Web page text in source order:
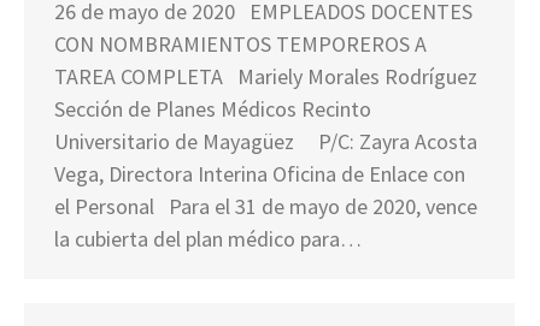
26 de mayo de 2020 EMPLEADOS DOCENTES
CON NOMBRAMIENTOS TEMPOREROS A
TAREA COMPLETA Mariely Morales Rodríguez
Sección de Planes Médicos Recinto
Universitario de Mayagüez P/C: Zayra Acosta
Vega, Directora Interina Oficina de Enlace con
el Personal Para el 31 de mayo de 2020, vence
la cubierta del plan médico para…